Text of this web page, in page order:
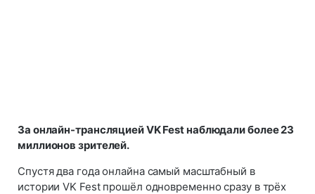
За онлайн-трансляцией VK Fest наблюдали более 23
миллионов зрителей.
Спустя два года онлайна самый масштабный в
истории VK Fest прошёл одновременно сразу в трёх